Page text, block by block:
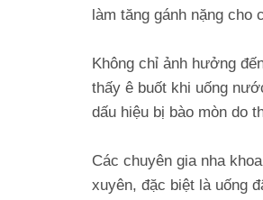
làm tăng gánh nặng cho
Không chỉ ảnh hưởng
thấy ê buốt khi uống
dấu hiệu bị bào mòn do
Các chuyên gia nha
xuyên, đặc biệt là uống